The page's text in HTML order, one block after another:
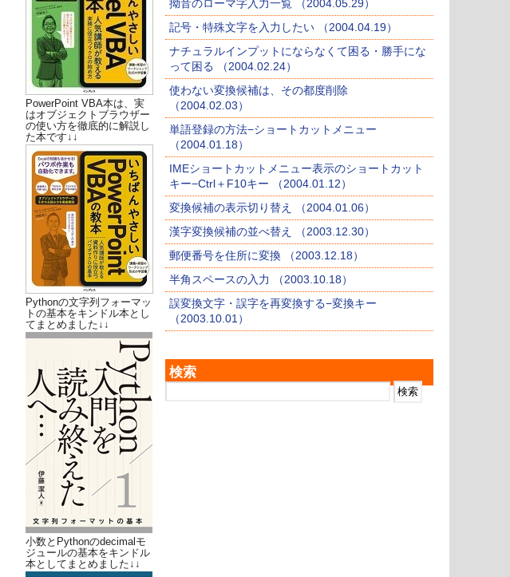
PowerPoint VBA本は、実
はオブジェクトブラウザー
の使い方を徹底的に解説し
た本です↓↓
Pythonの文字列フォーマッ
トの基本をキンドル本とし
てまとめました↓↓
小数とPythonのdecimalモ
ジュールの基本をキンドル
本としてまとめました↓↓
拗音のローマ字入力一覧 （2004.05.29）
記号・特殊文字を入力したい （2004.04.19）
ナチュラルインプットにならなくて困る・勝手にな
って困る （2004.02.24）
使わない変換候補は、その都度削除
（2004.02.03）
単語登録の方法−ショートカットメニュー
（2004.01.18）
IMEショートカットメニュー表示のショートカット
キー−Ctrl＋F10キー （2004.01.12）
変換候補の表示切り替え （2004.01.06）
漢字変換候補の並べ替え （2003.12.30）
郵便番号を住所に変換 （2003.12.18）
半角スペースの入力 （2003.10.18）
誤変換文字・誤字を再変換する−変換キー
（2003.10.01）
検索